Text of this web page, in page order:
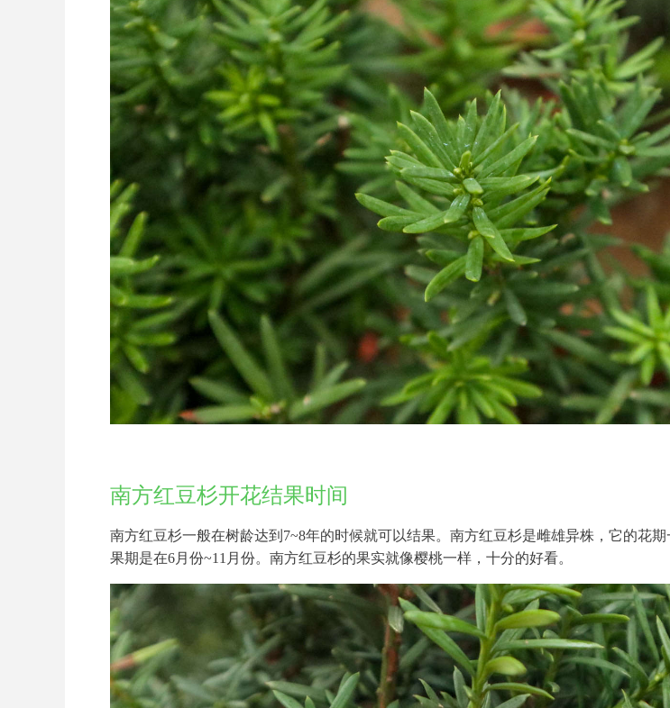
南方红豆杉开花结果时间
南方红豆杉一般在树龄达到7~8年的时候就可以结果。南方红豆杉是雌雄异株，它的花期
果期是在6月份~11月份。南方红豆杉的果实就像樱桃一样，十分的好看。